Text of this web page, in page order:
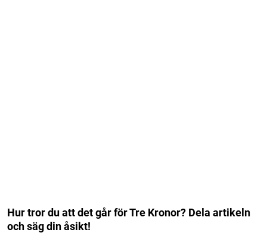
Hur tror du att det går för Tre Kronor? Dela artikeln
och säg din åsikt!